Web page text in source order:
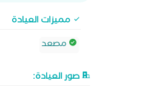
مميزات العيادة
مصعد
صور العيادة: